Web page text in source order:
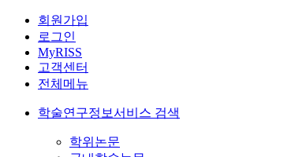
회원가입
로그인
MyRISS
고객센터
전체메뉴
학술연구정보서비스 검색
학위논문